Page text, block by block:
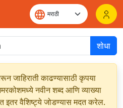
शोधा
काढण्यासाठी कृपया
नवीन शब्द आणि व्याख्या
इतर वैशिष्ट्ये जोडण्यास मदत करेल.